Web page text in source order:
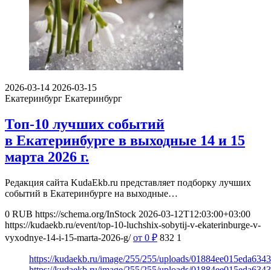
2026-03-14 2026-03-15
Екатеринбург Екатеринбург
Топ-10 лучших событий
в Екатеринбурге в выходные 14 и 15
марта 2026 г.
Редакция сайта KudaEkb.ru представляет подборку лучших
событий в Екатеринбурге на выходные…
0 RUB https://schema.org/InStock 2026-03-12T12:03:00+03:00
https://kudaekb.ru/event/top-10-luchshix-sobytij-v-ekaterinburge-v-
vyxodnye-14-i-15-marta-2026-g/ от 0 ₽ 832 1
https://kudaekb.ru/image/255/255/uploads/